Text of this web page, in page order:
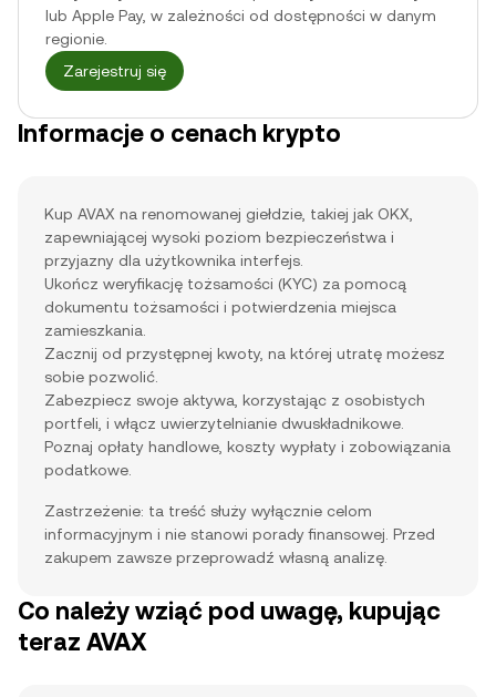
lub Apple Pay, w zależności od dostępności w danym
regionie.
Zarejestruj się
Informacje o cenach krypto
Kup AVAX na renomowanej giełdzie, takiej jak OKX,
zapewniającej wysoki poziom bezpieczeństwa i
przyjazny dla użytkownika interfejs.
Ukończ weryfikację tożsamości (KYC) za pomocą
dokumentu tożsamości i potwierdzenia miejsca
zamieszkania.
Zacznij od przystępnej kwoty, na której utratę możesz
sobie pozwolić.
Zabezpiecz swoje aktywa, korzystając z osobistych
portfeli, i włącz uwierzytelnianie dwuskładnikowe.
Poznaj opłaty handlowe, koszty wypłaty i zobowiązania
podatkowe.
Zastrzeżenie: ta treść służy wyłącznie celom
informacyjnym i nie stanowi porady finansowej. Przed
zakupem zawsze przeprowadź własną analizę.
Co należy wziąć pod uwagę, kupując
teraz AVAX